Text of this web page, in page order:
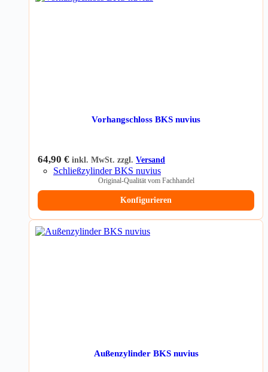
Vorhangschloss BKS nuvius
64,90 € inkl. MwSt. zzgl. Versand
Schließzylinder BKS nuvius
Original-Qualität vom Fachhandel
Konfigurieren
Außenzylinder BKS nuvius